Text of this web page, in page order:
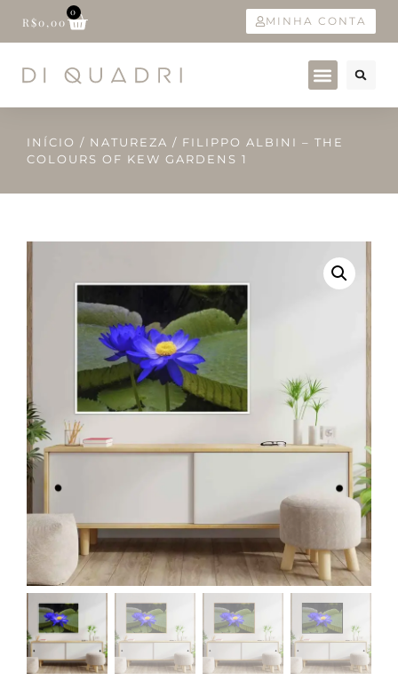
R$0,00
0
MINHA CONTA
INÍCIO / NATUREZA / FILIPPO ALBINI – THE
COLOURS OF KEW GARDENS 1